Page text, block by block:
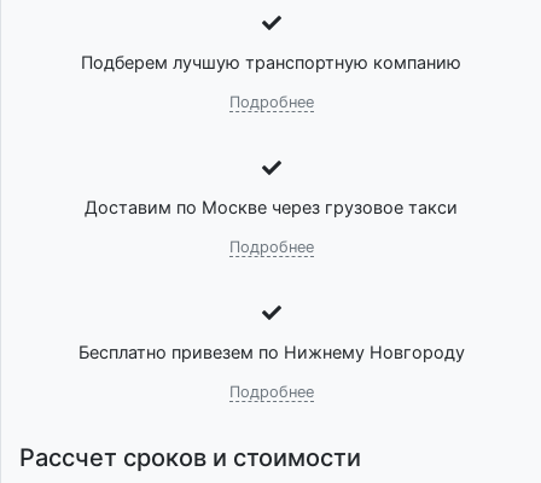
Подберем лучшую транспортную компанию
Подробнее
Доставим по Москве через грузовое такси
Подробнее
Бесплатно привезем по Нижнему Новгороду
Подробнее
Рассчет сроков и стоимости